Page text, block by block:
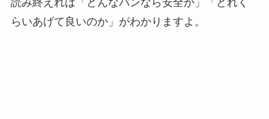
読み終えれば「どんなパンなら安全か」「どれく
らいあげて良いのか」がわかりますよ。